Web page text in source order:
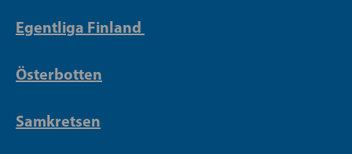
Egentliga Finland
Österbotten
Samkretsen